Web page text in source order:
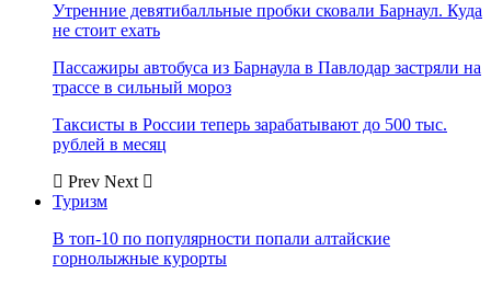
Утренние девятибалльные пробки сковали Барнаул. Куда
не стоит ехать
Пассажиры автобуса из Барнаула в Павлодар застряли на
трассе в сильный мороз
Таксисты в России теперь зарабатывают до 500 тыс.
рублей в месяц
Prev Next
Туризм
В топ-10 по популярности попали алтайские
горнолыжные курорты